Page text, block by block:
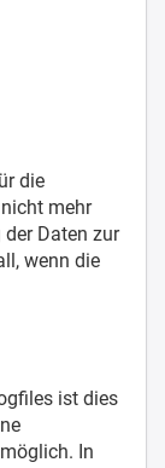
die
mehr
Daten zur
wenn die
ist dies
In